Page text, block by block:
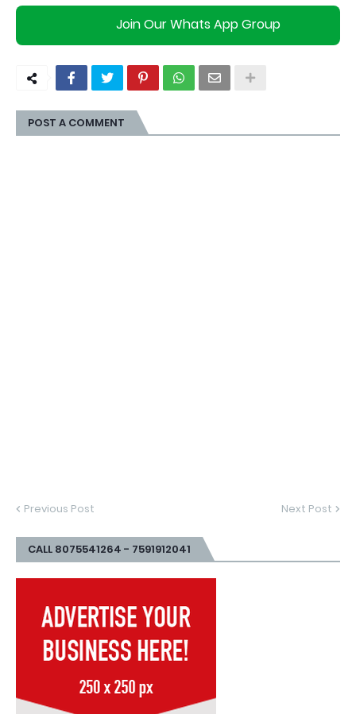
Join Our Whats App Group
POST A COMMENT
Previous Post Next Post
CALL 8075541264 - 7591912041